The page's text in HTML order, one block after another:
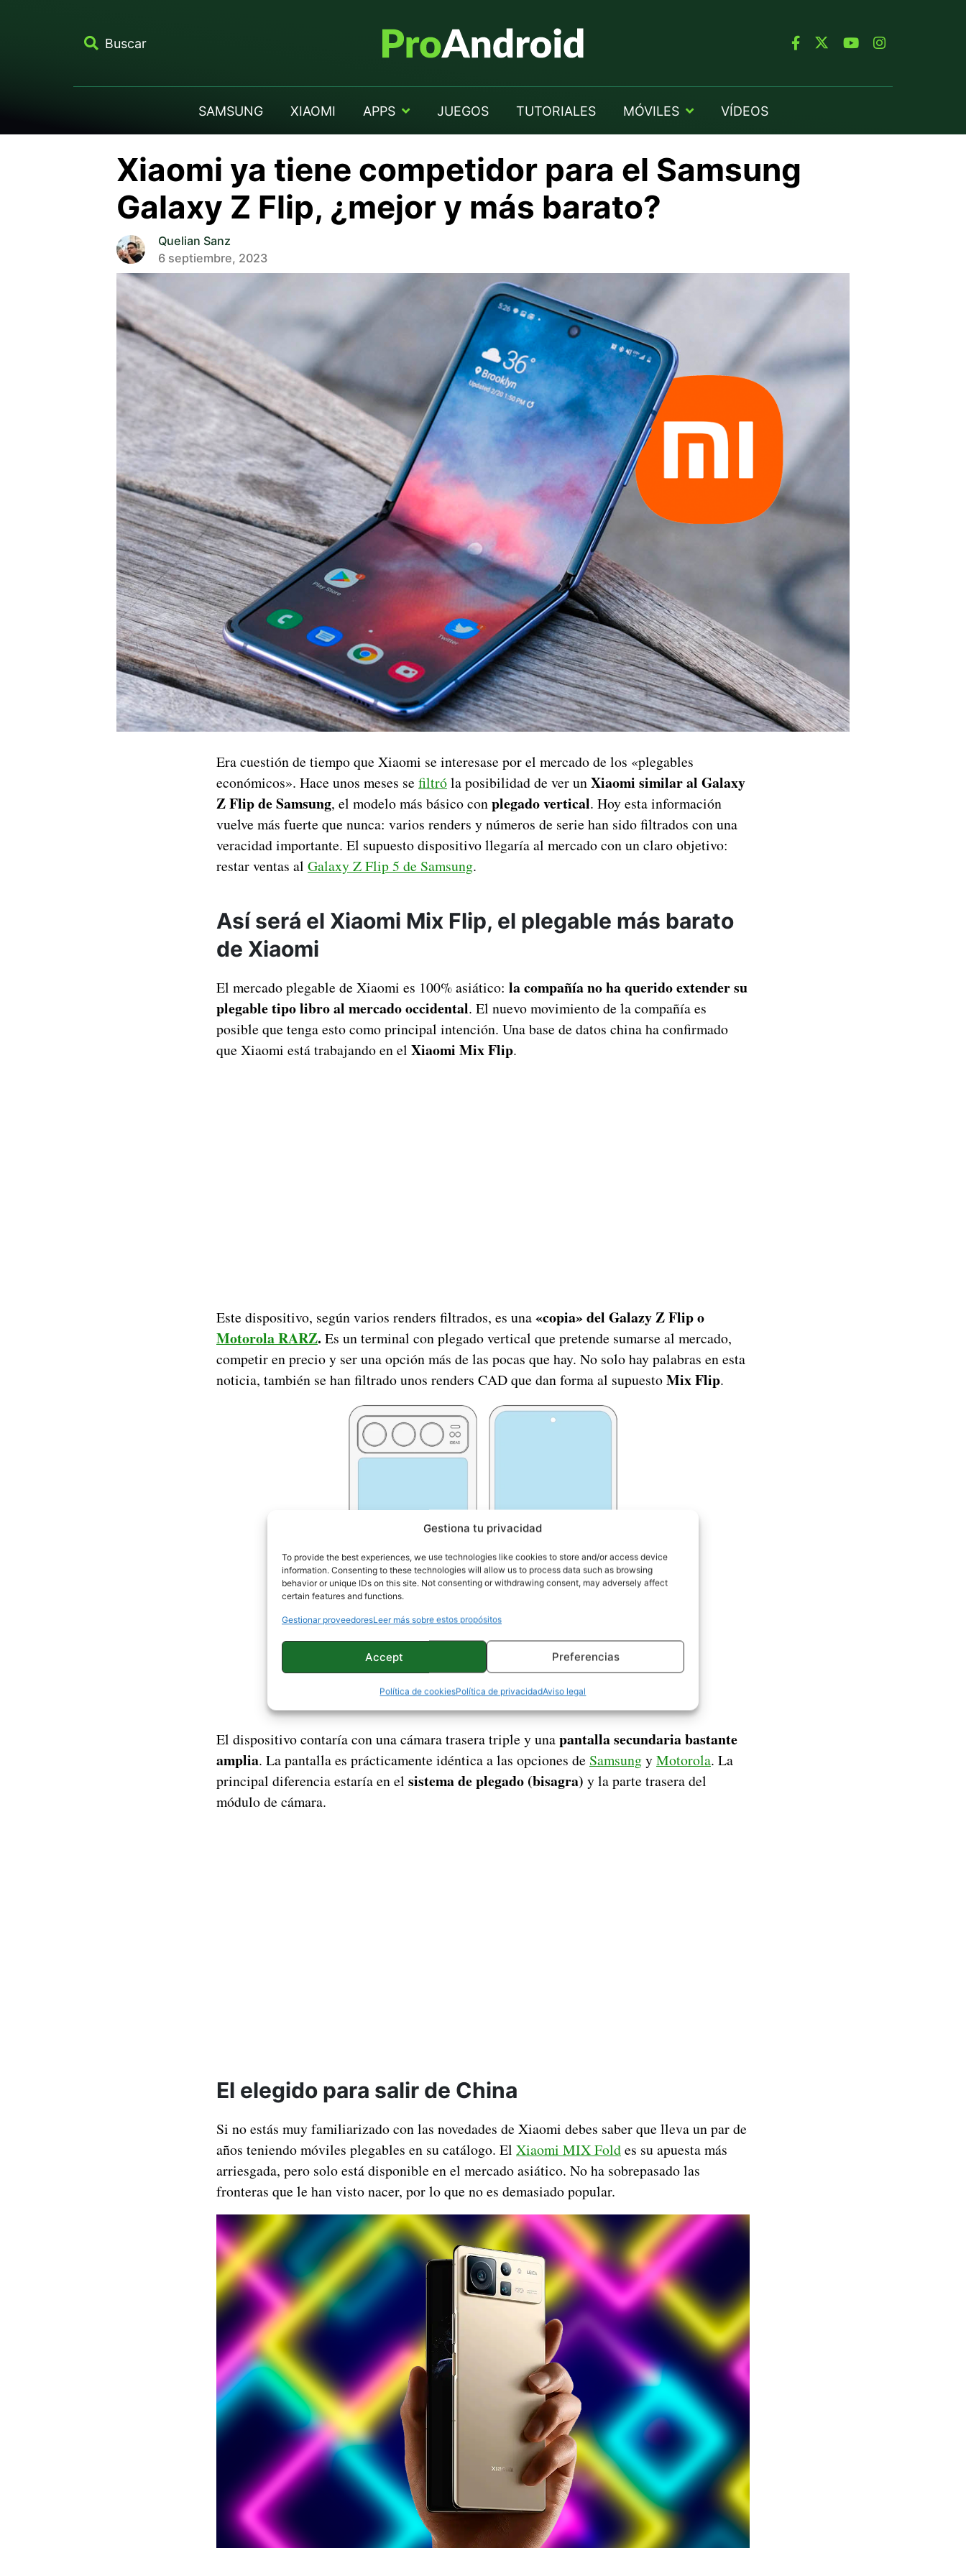
Gestiona tu privacidad
To provide the best experiences, we use technologies like cookies to store and/or access device
information. Consenting to these technologies will allow us to process data such as browsing
behavior or unique IDs on this site. Not consenting or withdrawing consent, may adversely affect
certain features and functions.
Gestionar proveedoresLeer más sobre estos propósitos
Accept Preferencias
Política de cookiesPolítica de privacidadAviso legal
Buscar
SAMSUNG XIAOMI APPS JUEGOS TUTORIALES MÓVILES VÍDEOS
Xiaomi ya tiene competidor para el Samsung
Galaxy Z Flip, ¿mejor y más barato?
Quelian Sanz
6 septiembre, 2023
Era cuestión de tiempo que Xiaomi se interesase por el mercado de los «plegables
económicos». Hace unos meses se filtróla posibilidad de ver unXiaomi similar al Galaxy
Z Flip de Samsung, el modelo más básico conplegado vertical. Hoy esta información
vuelve más fuerte que nunca: varios renders y números de serie han sido filtrados con una
veracidad importante. El supuesto dispositivo llegaría al mercado con un claro objetivo:
restar ventas al Galaxy Z Flip 5 de Samsung.
Así será el Xiaomi Mix Flip, el plegable más barato
de Xiaomi
El mercado plegable de Xiaomi es 100% asiático: la compañía no ha querido extender su
plegable tipo libro al mercado occidental. El nuevo movimiento de la compañía es
posible que tenga esto como principal intención. Una base de datos china ha confirmado
que Xiaomi está trabajando en el Xiaomi Mix Flip.
Este dispositivo, según varios renders filtrados, es una«copia» del Galazy Z Flip o
Motorola RARZ. Es un terminal con plegado vertical que pretende sumarse al mercado,
competir en precio y ser una opción más de las pocas que hay. No solo hay palabras en esta
noticia, también se han filtrado unos renders CAD que dan forma al supuestoMix Flip.
El dispositivo contaría con una cámara trasera triple y unapantalla secundaria bastante
amplia. La pantalla es prácticamente idéntica a las opciones de SamsungyMotorola. La
principal diferencia estaría en el sistema de plegado (bisagra) y la parte trasera del
módulo de cámara.
El elegido para salir de China
Si no estás muy familiarizado con las novedades de Xiaomi debes saber que lleva un par de
años teniendo móviles plegables en su catálogo. El Xiaomi MIX Foldes su apuesta más
arriesgada, pero solo está disponible en el mercado asiático. No ha sobrepasado las
fronteras que le han visto nacer, por lo que no es demasiado popular.